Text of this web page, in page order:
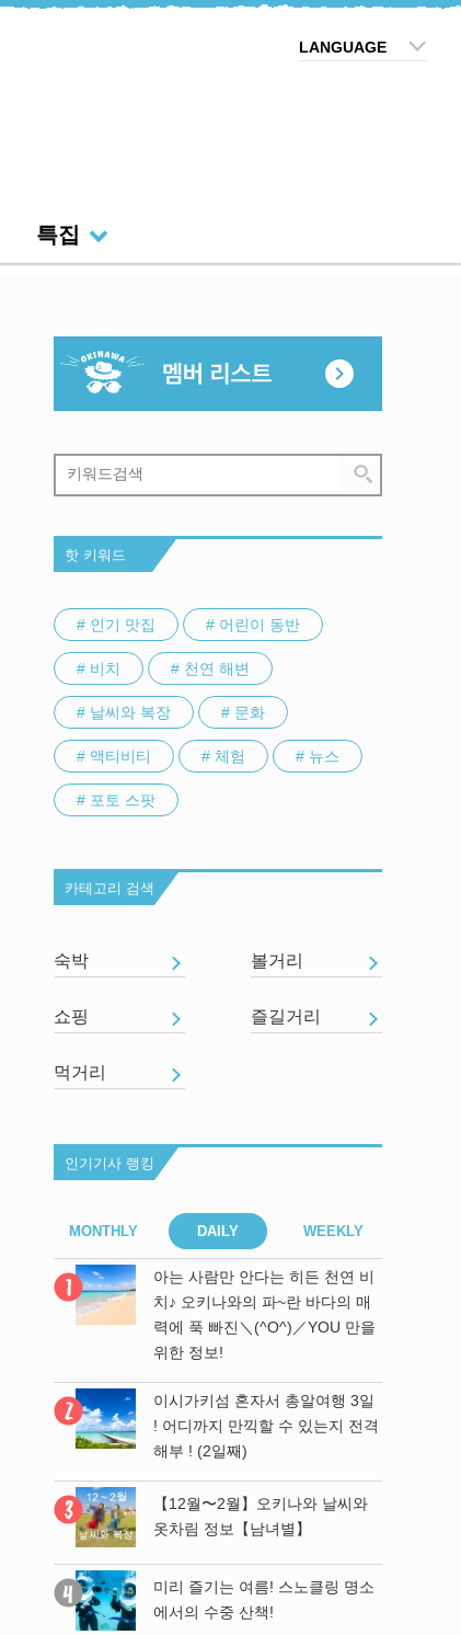
LANGUAGE
특집
핫 키워드
# 인기 맛집 # 어린이 동반
# 비치 # 천연 해변
# 날씨와 복장 # 문화
# 액티비티 # 체험 # 뉴스
# 포토 스팟
카테고리 검색
숙박 볼거리
쇼핑 즐길거리
먹거리
인기기사 랭킹
MONTHLY DAILY WEEKLY
아는 사람만 안다는 히든 천연 비
치♪ 오키나와의 파~란 바다의 매
력에 푹 빠진＼(^O^)／YOU 만을
위한 정보!
이시가키섬 혼자서 총알여행 3일
! 어디까지 만끽할 수 있는지 전격
해부 ! (2일째)
【12월〜2월】오키나와 날씨와
옷차림 정보【남녀별】
미리 즐기는 여름! 스노클링 명소
에서의 수중 산책!